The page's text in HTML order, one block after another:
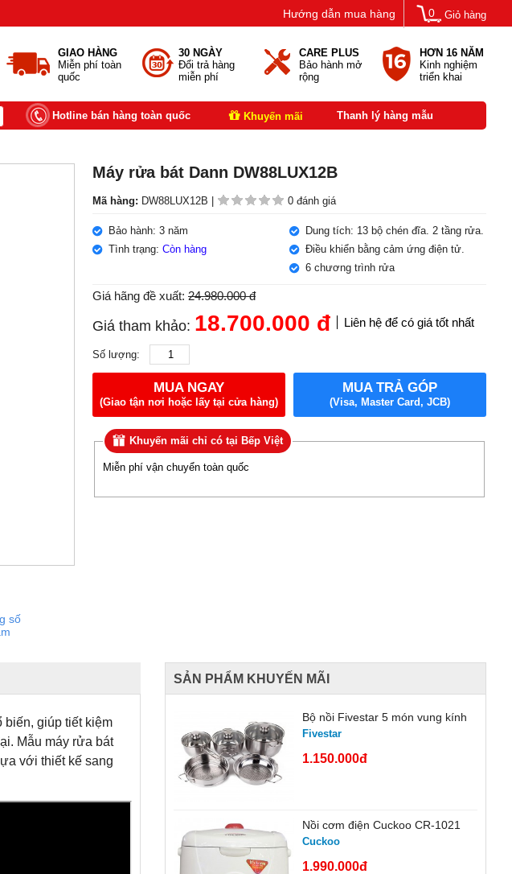
Giỏ hàng
0
Hướng dẫn mua hàng
GIAO HÀNG
Miễn phí toàn
quốc
30 NGÀY
Đổi trả hàng
miễn phí
CARE PLUS
Bảo hành mở
rộng
HƠN 16 NĂM
Kinh nghiệm
triển khai
Hotline bán hàng toàn quốc Khuyến mãi Thanh lý hàng mẫu
số
Máy rửa bát Dann DW88LUX12B
Mã hàng: DW88LUX12B | 0 đánh giá
Bảo hành: 3 năm
Tình trạng: Còn hàng
Dung tích: 13 bộ chén đĩa. 2 tầng rửa.
Điều khiển bằng cảm ứng điện tử.
6 chương trình rửa
Giá hãng đề xuất: 24.980.000 đ
Giá tham khảo: 18.700.000 đ Liên hệ để có giá tốt nhất
Số lượng:
MUA NGAY
(Giao tận nơi hoặc lấy tại cửa hàng)
MUA TRẢ GÓP
(Visa, Master Card, JCB)
Khuyến mãi chỉ có tại Bếp Việt
Miễn phí vận chuyển toàn quốc
biến, giúp tiết kiệm
Mẫu máy rửa bát
với thiết kế sang
SẢN PHẨM KHUYẾN MÃI
Bộ nồi Fivestar 5 món vung kính
Fivestar
1.150.000đ
Nồi cơm điện Cuckoo CR-1021
Cuckoo
1.990.000đ